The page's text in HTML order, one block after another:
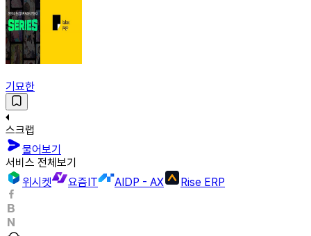
기묘한
스크랩
물어보기
서비스 전체보기
위시켓
요즘IT AIDP - AX Rise ERP